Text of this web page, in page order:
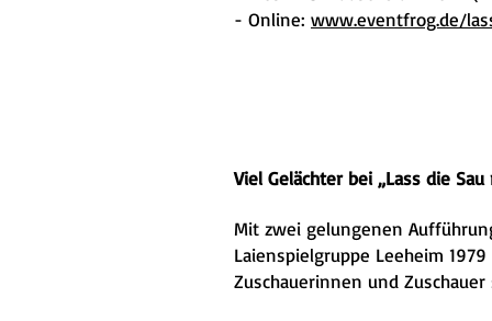
- Online: www.eventfrog.de/
Viel Gelächter bei „Lass die Sau
Mit zwei gelungenen
Laienspielgruppe Leeheim
Zuschauerinnen und